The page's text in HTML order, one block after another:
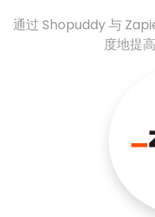
通过 Shopuddy 与
度地提